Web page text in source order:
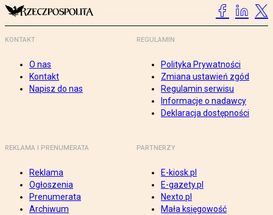
KONTAKT
O nas
Kontakt
Napisz do nas
REGULAMIN
Polityka Prywatności
Zmiana ustawień zgód
Regulamin serwisu
Informacje o nadawcy
Deklaracja dostępności
REKLAMA I PRENUMERATA
Reklama
Ogłoszenia
Prenumerata
Archiwum
PARTNERZY
E-kiosk.pl
E-gazety.pl
Nexto.pl
Mała księgowość